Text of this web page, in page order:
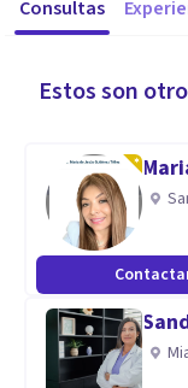
Consultas
Estos son